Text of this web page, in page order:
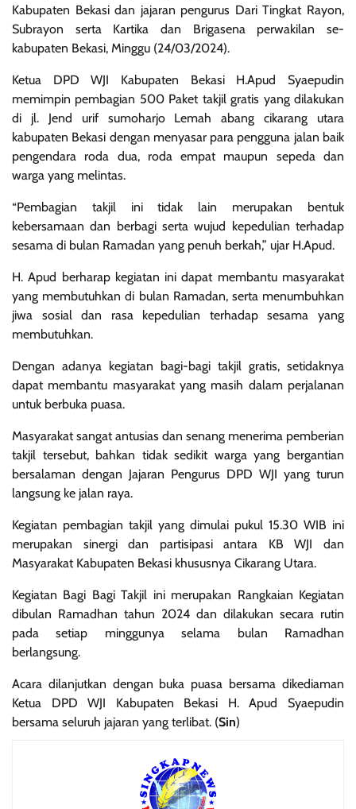
Kabupaten Bekasi dan jajaran pengurus Dari Tingkat Rayon,
Subrayon serta Kartika dan Brigasena perwakilan se-
kabupaten Bekasi, Minggu (24/03/2024).
Ketua DPD WJI Kabupaten Bekasi H.Apud Syaepudin
memimpin pembagian 500 Paket takjil gratis yang dilakukan
di jl. Jend urif sumoharjo Lemah abang cikarang utara
kabupaten Bekasi dengan menyasar para pengguna jalan baik
pengendara roda dua, roda empat maupun sepeda dan
warga yang melintas.
“Pembagian takjil ini tidak lain merupakan bentuk
kebersamaan dan berbagi serta wujud kepedulian terhadap
sesama di bulan Ramadan yang penuh berkah,” ujar H.Apud.
H. Apud berharap kegiatan ini dapat membantu masyarakat
yang membutuhkan di bulan Ramadan, serta menumbuhkan
jiwa sosial dan rasa kepedulian terhadap sesama yang
membutuhkan.
Dengan adanya kegiatan bagi-bagi takjil gratis, setidaknya
dapat membantu masyarakat yang masih dalam perjalanan
untuk berbuka puasa.
Masyarakat sangat antusias dan senang menerima pemberian
takjil tersebut, bahkan tidak sedikit warga yang bergantian
bersalaman dengan Jajaran Pengurus DPD WJI yang turun
langsung ke jalan raya.
Kegiatan pembagian takjil yang dimulai pukul 15.30 WIB ini
merupakan sinergi dan partisipasi antara KB WJI dan
Masyarakat Kabupaten Bekasi khususnya Cikarang Utara.
Kegiatan Bagi Bagi Takjil ini merupakan Rangkaian Kegiatan
dibulan Ramadhan tahun 2024 dan dilakukan secara rutin
pada setiap minggunya selama bulan Ramadhan
berlangsung.
Acara dilanjutkan dengan buka puasa bersama dikediaman
Ketua DPD WJI Kabupaten Bekasi H. Apud Syaepudin
bersama seluruh jajaran yang terlibat. (Sin)